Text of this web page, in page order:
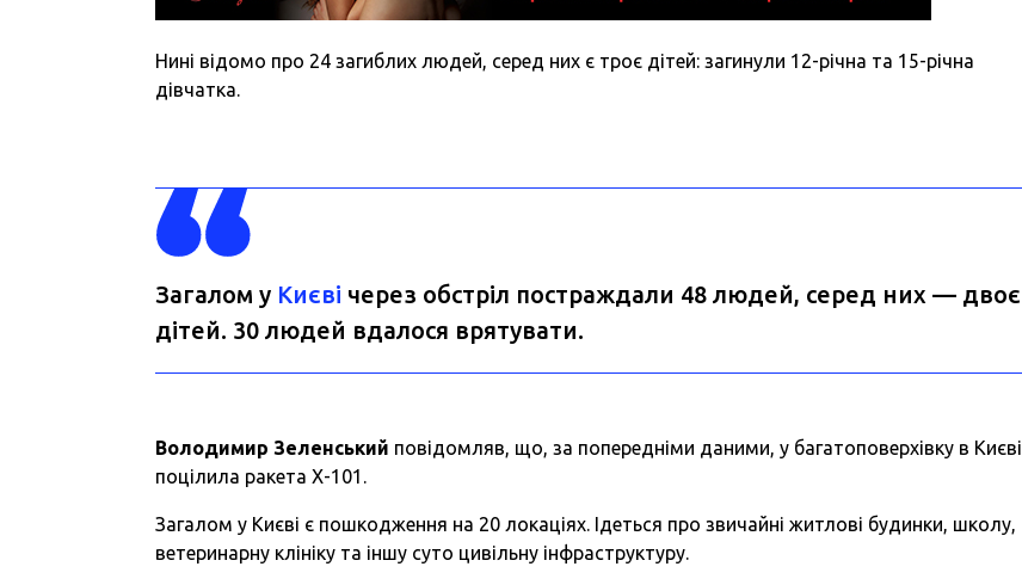
Нині відомо про 24 загиблих людей, серед них є троє дітей: загинули 12-річна та 15-річна
дівчатка.
Загалом у Києві через обстріл постраждали 48 людей, серед них — двоє
дітей. 30 людей вдалося врятувати.
Володимир Зеленський повідомляв, що, за попередніми даними, у багатоповерхівку в Києві
поцілила ракета Х-101.
Загалом у Києві є пошкодження на 20 локаціях. Ідеться про звичайні житлові будинки, школу,
ветеринарну клініку та іншу суто цивільну інфраструктуру.